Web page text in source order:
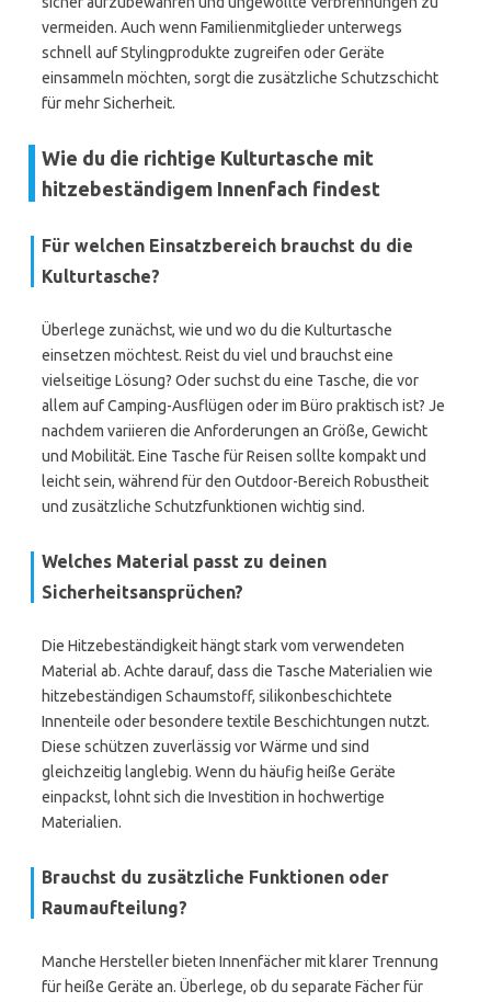
vermeiden. Auch wenn Familienmitglieder unterwegs
schnell auf Stylingprodukte zugreifen oder Geräte
einsammeln möchten, sorgt die zusätzliche Schutzschicht
für mehr Sicherheit.
Wie du die richtige Kulturtasche mit
hitzebeständigem Innenfach findest
Für welchen Einsatzbereich brauchst du die
Kulturtasche?
Überlege zunächst, wie und wo du die Kulturtasche
einsetzen möchtest. Reist du viel und brauchst eine
vielseitige Lösung? Oder suchst du eine Tasche, die vor
allem auf Camping-Ausflügen oder im Büro praktisch ist? Je
nachdem variieren die Anforderungen an Größe, Gewicht
und Mobilität. Eine Tasche für Reisen sollte kompakt und
leicht sein, während für den Outdoor-Bereich Robustheit
und zusätzliche Schutzfunktionen wichtig sind.
Welches Material passt zu deinen
Sicherheitsansprüchen?
Die Hitzebeständigkeit hängt stark vom verwendeten
Material ab. Achte darauf, dass die Tasche Materialien wie
hitzebeständigen Schaumstoff, silikonbeschichtete
Innenteile oder besondere textile Beschichtungen nutzt.
Diese schützen zuverlässig vor Wärme und sind
gleichzeitig langlebig. Wenn du häufig heiße Geräte
einpackst, lohnt sich die Investition in hochwertige
Materialien.
Brauchst du zusätzliche Funktionen oder
Raumaufteilung?
Manche Hersteller bieten Innenfächer mit klarer Trennung
für heiße Geräte an. Überlege, ob du separate Fächer für